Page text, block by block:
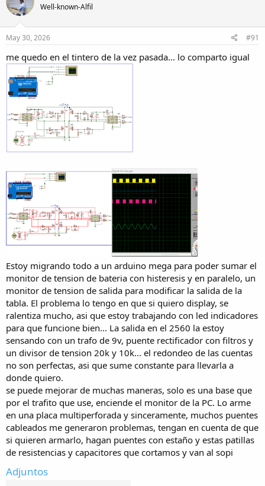
Well-known-Alfil
May 30, 2026 #91
me quedo en el tintero de la vez pasada... lo comparto igual
Estoy migrando todo a un arduino mega para poder sumar el
monitor de tension de bateria con histeresis y en paralelo, un
monitor de tension de salida para modificar la salida de la
tabla. El problema lo tengo en que si quiero display, se
ralentiza mucho, asi que estoy trabajando con led indicadores
para que funcione bien... La salida en el 2560 la estoy
sensando con un trafo de 9v, puente rectificador con filtros y
un divisor de tension 20k y 10k... el redondeo de las cuentas
no son perfectas, asi que sume constante para llevarla a
donde quiero.
se puede mejorar de muchas maneras, solo es una base que
por el trafito que use, enciende el monitor de la PC. Lo arme
en una placa multiperforada y sinceramente, muchos puentes
cableados me generaron problemas, tengan en cuenta de que
si quieren armarlo, hagan puentes con estaño y estas patillas
de resistencias y capacitores que cortamos y van al sopi
Adjuntos